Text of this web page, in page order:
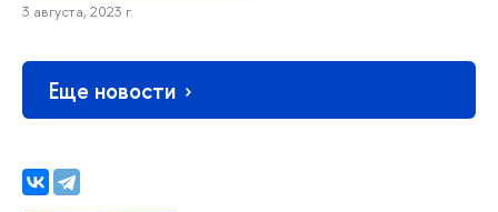
3 августа, 2023 г.
Еще новости